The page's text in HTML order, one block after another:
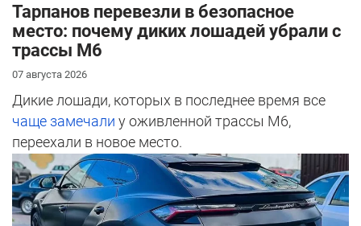
Тарпанов перевезли в безопасное
место: почему диких лошадей убрали с
трассы М6
07 августа 2026
Дикие лошади, которых в последнее время все
чаще замечали у оживленной трассы М6,
переехали в новое место.